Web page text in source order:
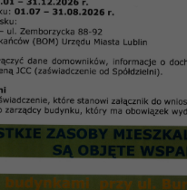
„Czuby” w Lublinie,